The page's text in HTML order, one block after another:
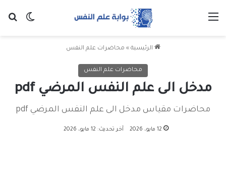
الرئيسية » محاضرات علم النفس
محاضرات علم النفس
مدخل الى علم النفس المرضي pdf
محاضرات مقياس مدخل الى علم النفس المرضي pdf
12 مايو، 2026 آخر تحديث: 12 مايو، 2026